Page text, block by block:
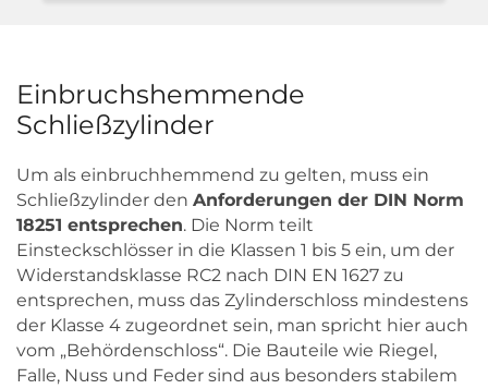
Einbruchshemmende
Schließzylinder
Um als einbruchhemmend zu gelten, muss ein
Schließzylinder den Anforderungen der DIN Norm
18251 entsprechen. Die Norm teilt
Einsteckschlösser in die Klassen 1 bis 5 ein, um der
Widerstandsklasse RC2 nach DIN EN 1627 zu
entsprechen, muss das Zylinderschloss mindestens
der Klasse 4 zugeordnet sein, man spricht hier auch
vom „Behördenschloss“. Die Bauteile wie Riegel,
Falle, Nuss und Feder sind aus besonders stabilem